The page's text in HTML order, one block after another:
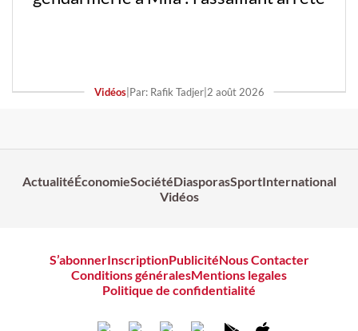
Vidéos| Par: Rafik Tadjer| 2 août 2026
ActualitéÉconomieSociétéDiasporasSportInternational
Vidéos
S’abonnerInscriptionPublicitéNous Contacter
Conditions généralesMentions legales
Politique de confidentialité